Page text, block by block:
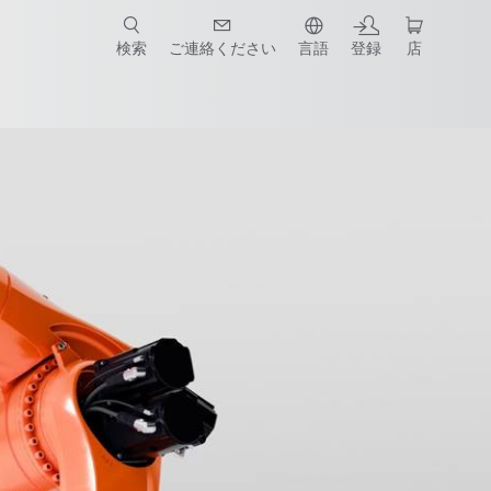
検索 ご連絡ください 言語 登録 店